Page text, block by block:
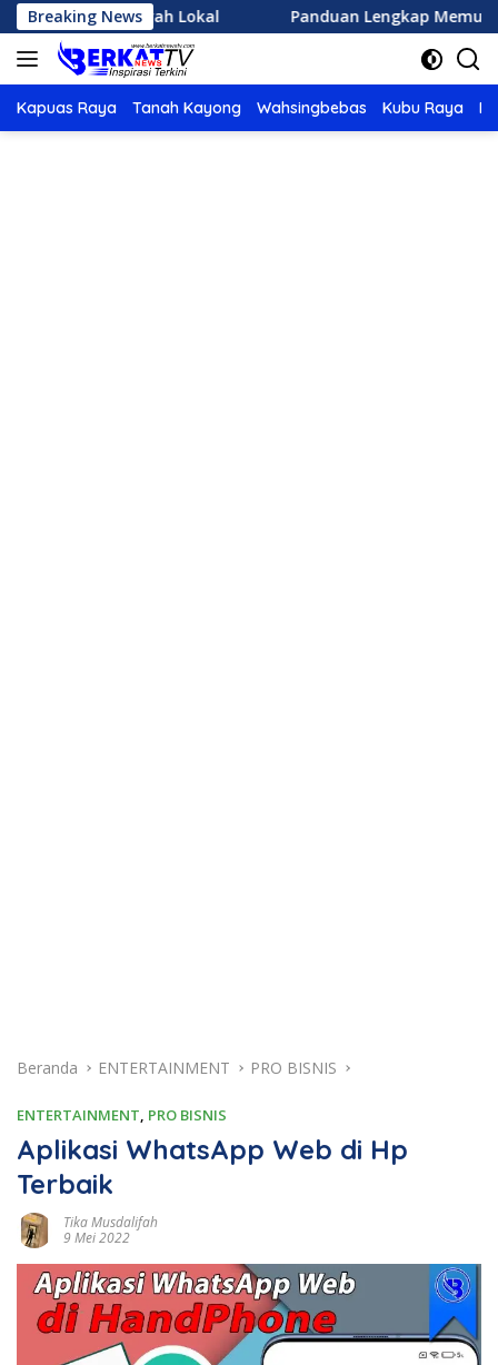
Langsung
ke
konten
Breaking News
Sejarah Lokal Panduan Lengkap Memulai Olahraga
Kapuas Raya Tanah Kayong Wahsingbebas Kubu Raya
Beranda ENTERTAINMENT PRO BISNIS
ENTERTAINMENT, PRO BISNIS
Aplikasi WhatsApp Web di Hp
Terbaik
Tika Musdalifah
9 Mei 2022